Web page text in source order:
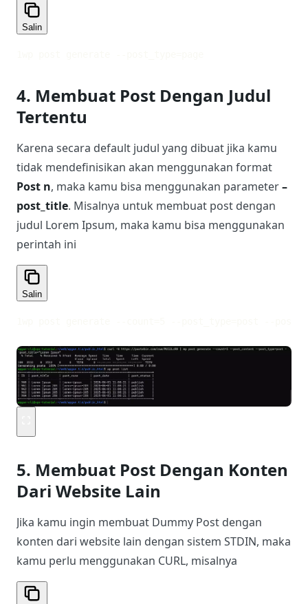
Salin
4. Membuat Post Dengan Judul
Tertentu
Karena secara default judul yang dibuat jika kamu
tidak mendefinisikan akan menggunakan format
Post n, maka kamu bisa menggunakan parameter–
post_title. Misalnya untuk membuat post dengan
judul Lorem Ipsum, maka kamu bisa menggunakan
perintah ini
Salin
5. Membuat Post Dengan Konten
Dari Website Lain
Jika kamu ingin membuat Dummy Post dengan
konten dari website lain dengan sistem STDIN, maka
kamu perlu menggunakan CURL, misalnya